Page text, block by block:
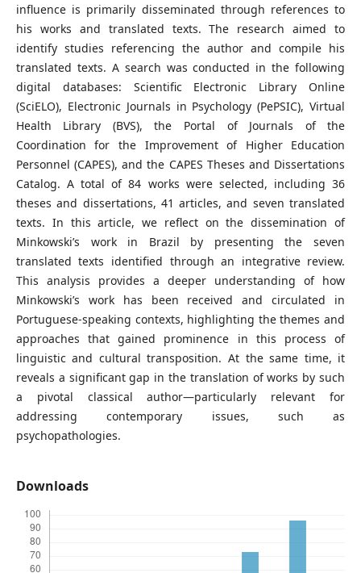
influence is primarily disseminated through references to
his works and translated texts. The research aimed to
identify studies referencing the author and compile his
translated texts. A search was conducted in the following
digital databases: Scientific Electronic Library Online
(SciELO), Electronic Journals in Psychology (PePSIC), Virtual
Health Library (BVS), the Portal of Journals of the
Coordination for the Improvement of Higher Education
Personnel (CAPES), and the CAPES Theses and Dissertations
Catalog. A total of 84 works were selected, including 36
theses and dissertations, 41 articles, and seven translated
texts. In this article, we reflect on the dissemination of
Minkowski’s work in Brazil by presenting the seven
translated texts identified through an integrative review.
This analysis provides a deeper understanding of how
Minkowski’s work has been received and circulated in
Portuguese-speaking contexts, highlighting the themes and
approaches that gained prominence in this process of
linguistic and cultural transposition. At the same time, it
reveals a significant gap in the translation of works by such
a pivotal classical author—particularly relevant for
addressing contemporary issues, such as
psychopathologies.
Downloads